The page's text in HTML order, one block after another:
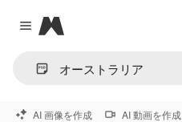
Close menu
Magnific
AI 画像を作成 AI 動画を作成